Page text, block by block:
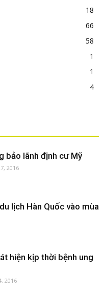
18
66
58
1
1
4
bảo lãnh định cư Mỹ
2016
lịch Hàn Quốc vào mùa
hiện kịp thời bệnh ung
2016